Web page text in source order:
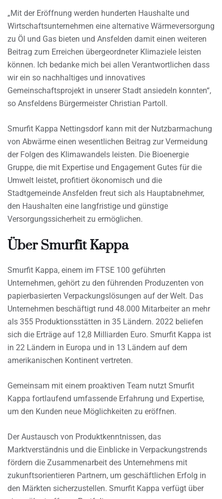
„Mit der Eröffnung werden hunderten Haushalte und
Wirtschaftsunternehmen eine alternative Wärmeversorgung
zu Öl und Gas bieten und Ansfelden damit einen weiteren
Beitrag zum Erreichen übergeordneter Klimaziele leisten
können. Ich bedanke mich bei allen Verantwortlichen dass
wir ein so nachhaltiges und innovatives
Gemeinschaftsprojekt in unserer Stadt ansiedeln konnten“,
so Ansfeldens Bürgermeister Christian Partoll.
Smurfit Kappa Nettingsdorf kann mit der Nutzbarmachung
von Abwärme einen wesentlichen Beitrag zur Vermeidung
der Folgen des Klimawandels leisten. Die Bioenergie
Gruppe, die mit Expertise und Engagement Gutes für die
Umwelt leistet, profitiert ökonomisch und die
Stadtgemeinde Ansfelden freut sich als Hauptabnehmer,
den Haushalten eine langfristige und günstige
Versorgungssicherheit zu ermöglichen.
Über Smurfit Kappa
Smurfit Kappa, einem im FTSE 100 geführten
Unternehmen, gehört zu den führenden Produzenten von
papierbasierten Verpackungslösungen auf der Welt. Das
Unternehmen beschäftigt rund 48.000 Mitarbeiter an mehr
als 355 Produktionsstätten in 35 Ländern. 2022 beliefen
sich die Erträge auf 12,8 Milliarden Euro. Smurfit Kappa ist
in 22 Ländern in Europa und in 13 Ländern auf dem
amerikanischen Kontinent vertreten.
Gemeinsam mit einem proaktiven Team nutzt Smurfit
Kappa fortlaufend umfassende Erfahrung und Expertise,
um den Kunden neue Möglichkeiten zu eröffnen.
Der Austausch von Produktkenntnissen, das
Marktverständnis und die Einblicke in Verpackungstrends
fördern die Zusammenarbeit des Unternehmens mit
zukunftsorientieren Partnern, um geschäftlichen Erfolg in
den Märkten sicherzustellen. Smurfit Kappa verfügt über